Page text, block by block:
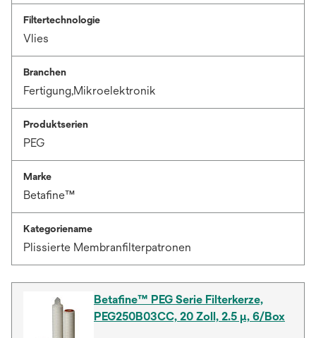
Filtertechnologie
Vlies
Branchen
Fertigung,Mikroelektronik
Produktserien
PEG
Marke
Betafine™
Kategoriename
Plissierte Membranfilterpatronen
Betafine™ PEG Serie Filterkerze,
PEG250B03CC, 20 Zoll, 2.5 µ, 6/Box